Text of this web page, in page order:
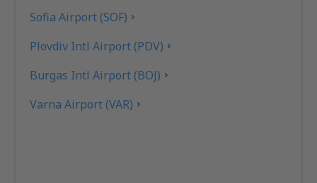
Sofia Airport (SOF)
Plovdiv Intl Airport (PDV)
Burgas Intl Airport (BOJ)
Varna Airport (VAR)